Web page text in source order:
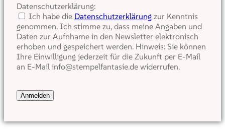
Datenschutzerklärung:
Ich habe die Datenschutzerklärung zur Kenntnis
genommen. Ich stimme zu, dass meine Angaben und
Daten zur Aufnhame in den Newsletter elektronisch
erhoben und gespeichert werden. Hinweis: Sie können
Ihre Einwilligung jederzeit für die Zukunft per E-Mail
an E-Mail info@stempelfantasie.de widerrufen.